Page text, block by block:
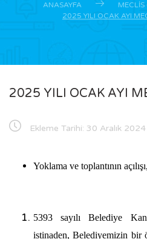
ANASAYFA
MECLIS
2025 YILI OCAK AYI
2025 YILI OCAK AYI
Ekleme Tarihi: 30 Aralık 2024
Yoklama ve toplantının açılışı,
5393 sayılı Belediye
istinaden, Belediyemizin bir